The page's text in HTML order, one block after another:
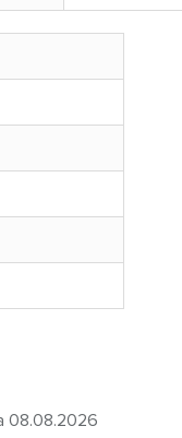
08.08.2026